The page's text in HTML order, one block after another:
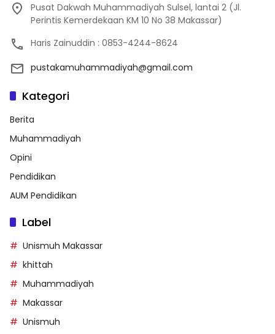
Pusat Dakwah Muhammadiyah Sulsel, lantai 2 (Jl.
Perintis Kemerdekaan KM 10 No 38 Makassar)
Haris Zainuddin : 0853-4244-8624
pustakamuhammadiyah@gmail.com
Kategori
Berita
Muhammadiyah
Opini
Pendidikan
AUM Pendidikan
Label
Unismuh Makassar
khittah
Muhammadiyah
Makassar
Unismuh